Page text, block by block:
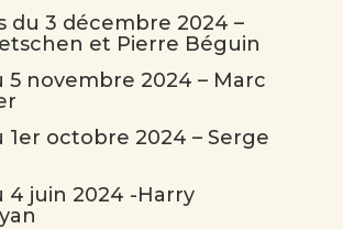
du 3 décembre 2024 –
et Pierre Béguin
5 novembre 2024 – Marc
1er octobre 2024 – Serge
4 juin 2024 -Harry